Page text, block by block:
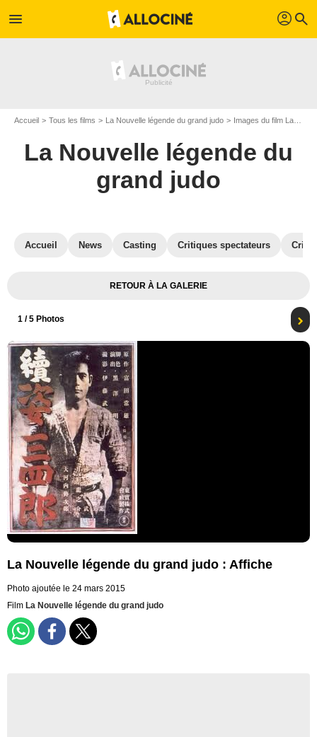
menu profil search
Accueil Tous les films La Nouvelle légende du grand judo Images du film La Nouvelle légende du grand judo
La Nouvelle légende du
grand judo
Accueil News Casting Critiques spectateurs
RETOUR À LA GALERIE
1 / 5 Photos
La Nouvelle légende du grand judo : Affiche
Photo ajoutée le 24 mars 2015
Film La Nouvelle légende du grand judo